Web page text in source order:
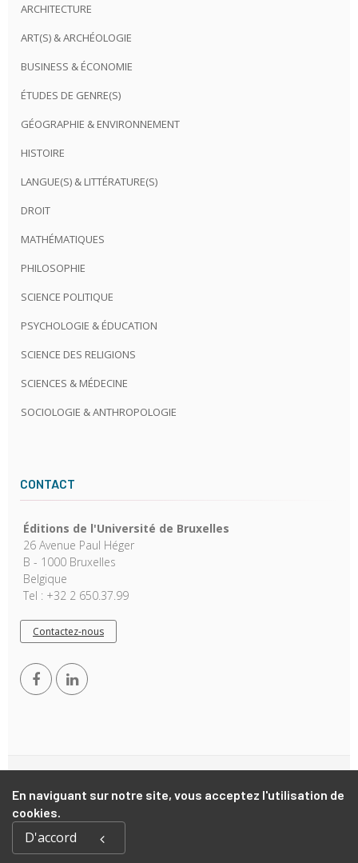
En naviguant sur notre site, vous acceptez l'utilisation de
cookies.
D'accord
ARCHITECTURE
ART(S) & ARCHÉOLOGIE
BUSINESS & ÉCONOMIE
ÉTUDES DE GENRE(S)
GÉOGRAPHIE & ENVIRONNEMENT
HISTOIRE
LANGUE(S) & LITTÉRATURE(S)
DROIT
MATHÉMATIQUES
PHILOSOPHIE
SCIENCE POLITIQUE
PSYCHOLOGIE & ÉDUCATION
SCIENCE DES RELIGIONS
SCIENCES & MÉDECINE
SOCIOLOGIE & ANTHROPOLOGIE
CONTACT
Éditions de l'Université de Bruxelles
26 Avenue Paul Héger
B - 1000 Bruxelles
Belgique
Tel : +32 2 650.37.99
Contactez-nous
Reserved